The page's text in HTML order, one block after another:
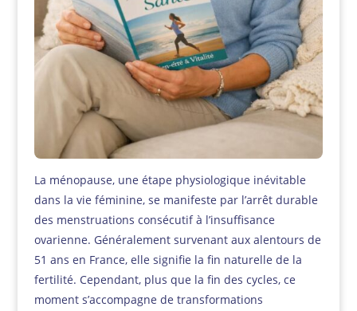
La ménopause, une étape physiologique inévitable
dans la vie féminine, se manifeste par l’arrêt durable
des menstruations consécutif à l’insuffisance
ovarienne. Généralement survenant aux alentours de
51 ans en France, elle signifie la fin naturelle de la
fertilité. Cependant, plus que la fin des cycles, ce
moment s’accompagne de transformations